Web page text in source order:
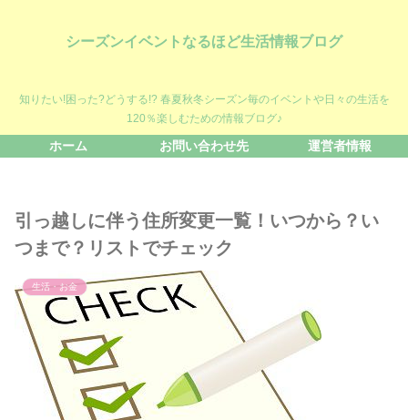
シーズンイベントなるほど生活情報ブログ
知りたい!困った?どうする!? 春夏秋冬シーズン毎のイベントや日々の生活を
120％楽しむための情報ブログ♪
ホーム お問い合わせ先 運営者情報
引っ越しに伴う住所変更一覧！いつから？い
つまで？リストでチェック
生活・お金